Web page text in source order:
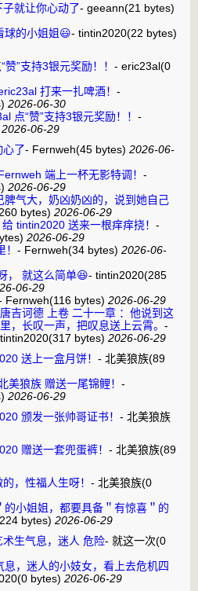
就让你心动了- geeann(21 bytes)
球的小姐姐😃- tintin2020(22 bytes)
”支持3银元奖励！！ - eric23al(0
打来一扎啤酒！ -
2026-06-30
点“赞”支持3银元奖励！！ -
2026-06-29
心了- Fernweh(45 bytes) 2026-06-
端上一杯无影特调！ -
2026-06-29
脾气大，奶凶奶凶的，说到她自己
bytes) 2026-06-29
tintin2020 送来一根痒痒挠！ -
2026-06-29
- Fernweh(34 bytes) 2026-06-
， 就这么简单😆- tintin2020(285
06-29
Fernweh(116 bytes) 2026-06-29
唐吉诃德 上卷 二十一章 ：他说到这
里，长叹一声，把叹息送上云霄。 -
tintin2020(317 bytes) 2026-06-29
送上一盒月饼！ - 北美狼族(89
美狼族 赠送一尾锦鲤！ -
2026-06-29
颁发一张帅哥证书！ - 北美狼族
赠送一套兜蛋裤！ - 北美狼族(89
，性福人生呀！ - 北美狼族(0
的小姐姐，都要具备＂有惊喜＂的
bytes) 2026-06-29
生气息，迷人 危险- 就这一次(0
，迷人的小妓女，看上去危机四
(0 bytes) 2026-06-29